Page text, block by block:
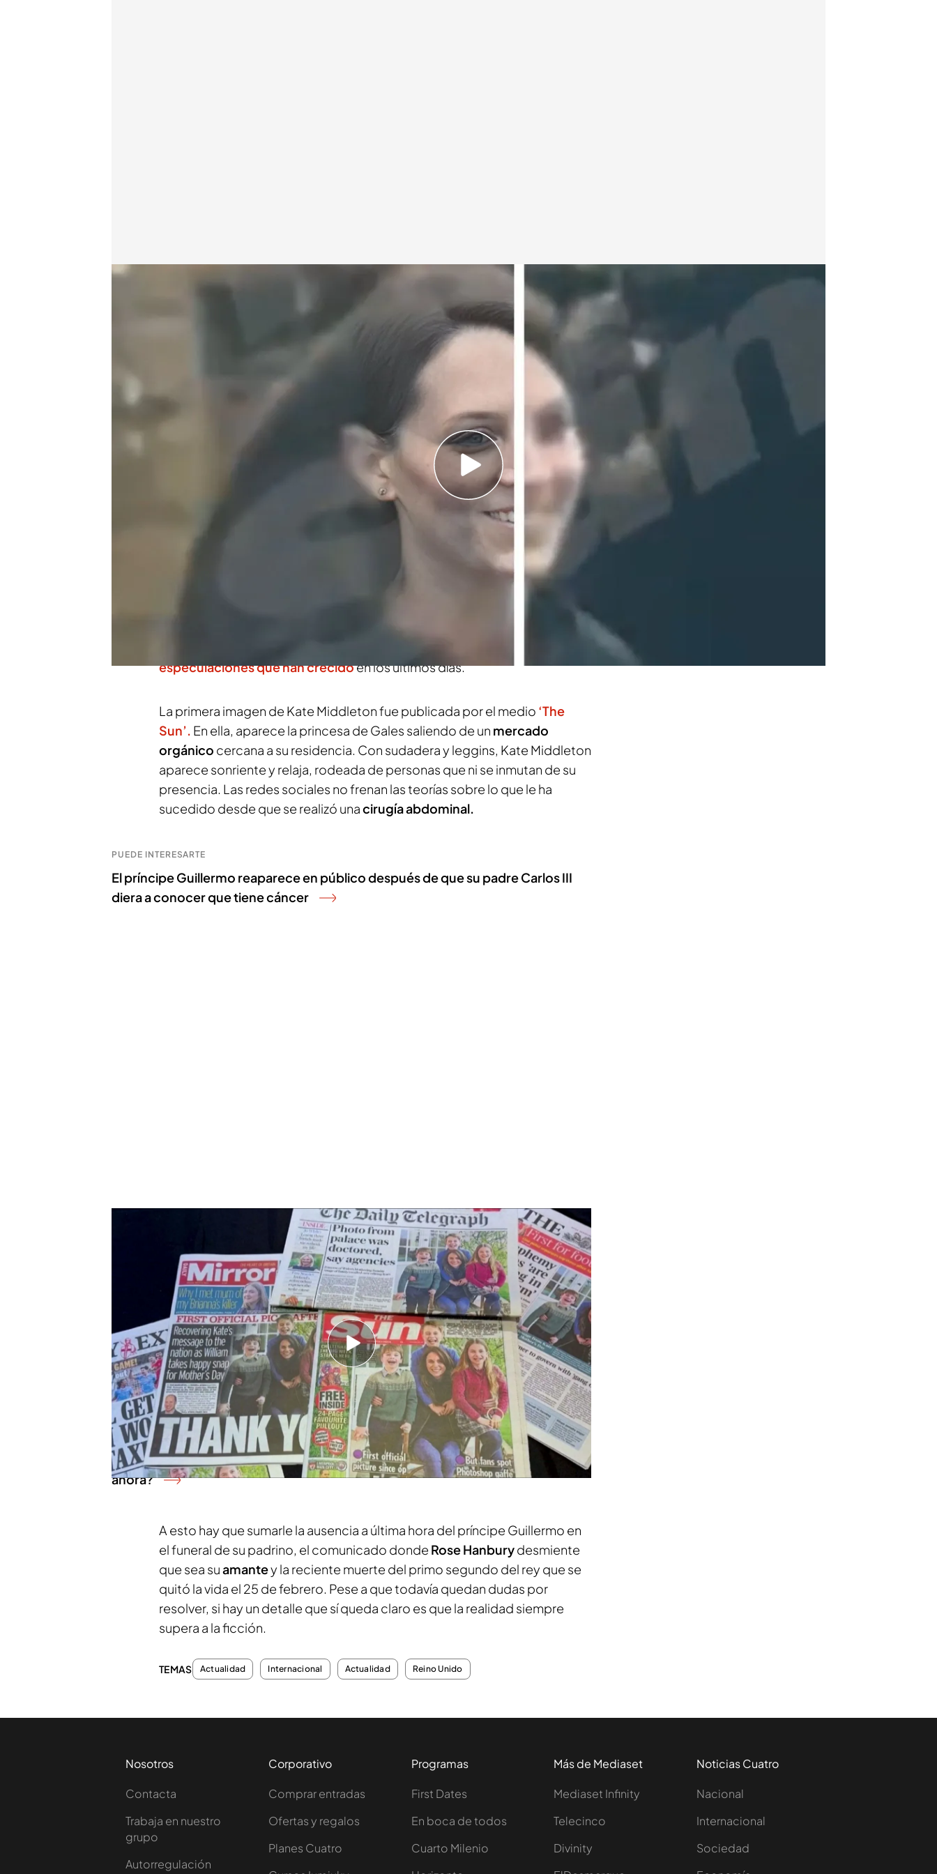
Kate Middleton y las teorías de conspiración sobre su paradero
Kate Middleton reaparece junto al príncipe Guillermo en la salida de un
supermercado orgánico
La princesa de Gales aparece sonriendo y relajada mientras sujeta una
Kate Middleton y el príncipe William, fotografiados tras la polémica de
Compartir
con el príncipe Guillermo en unas imágenes
. Los usuarios en las redes sociales creen que
podría tratarse de otra persona y apuntan a una doble
especulaciones que han crecidoen los últimos días.
La primera imagen de Kate Middleton fue publicada por el medio ‘The
Sun’. En ella, aparece la princesa de Gales saliendo de un mercado
orgánico cercana a su residencia. Con sudadera y leggins, Kate Middleton
aparece sonriente y relaja, rodeada de personas que ni se inmutan de su
presencia. Las redes sociales no frenan las teorías sobre lo que le ha
sucedido desde que se realizó unacirugía abdominal.
PUEDE INTERESARTE
El príncipe Guillermo reaparece en público después de que su padre Carlos III
diera a conocer que tiene cáncer
Las teorías de conspiración de Kate Middleton
Las teorías de la conspiración sobre Kate Middleton
Desde la última aparición de Kate Middleton han pasado meses. Las
teoríasde laconspiracióncrecen con las imágenes filtradas donde ella
parece prácticamente irreconocible, sobre todo después de la foto
editada y la imagen posterior en el coche. Unas especulaciones que se
han avivado tras el comportamiento más protector de los medios
británicos, los mismos que no fueron prudentes con Diana o con las
conversaciones entre el rey Carlos III y Camila.
PUEDE INTERESARTE
Reaparece el rey Carlos III tras el anuncio de su cáncer: ¿Qué ocurrirá a partir de
ahora?
A esto hay que sumarle la ausencia a última hora del príncipe Guillermo en
el funeral de su padrino, el comunicado donde Rose Hanburydesmiente
que sea suamantey la reciente muerte del primo segundo del rey que se
quitó la vida el 25 de febrero. Pese a que todavía quedan dudas por
resolver, si hay un detalle que sí queda claro es que la realidad siempre
supera a la ficción.
TEMAS Actualidad Internacional Actualidad Reino Unido
Nosotros
Contacta
Trabaja en nuestro
grupo
Autorregulación
Corporativo
Comprar entradas
Ofertas y regalos
Planes Cuatro
Programas
First Dates
En boca de todos
Cuarto Milenio
Más de Mediaset
Mediaset Infinity
Telecinco
Divinity
Noticias Cuatro
Nacional
Internacional
Sociedad